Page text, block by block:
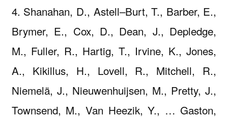
4. Shanahan, D., Astell–Burt, T., Barber, E.,
Brymer, E., Cox, D., Dean, J., Depledge,
M., Fuller, R., Hartig, T., Irvine, K., Jones,
A., Kikillus, H., Lovell, R., Mitchell, R.,
Niemelä, J., Nieuwenhuijsen, M., Pretty, J.,
Townsend, M., Van Heezik, Y., … Gaston,